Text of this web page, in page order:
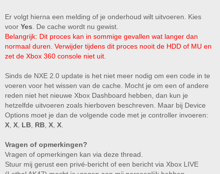
Er volgt hierna een melding of je onderhoud wilt uitvoeren. Kies
voor Yes . De cache wordt nu gewist.
Belangrijk: Dit proces kan in sommige gevallen wat langer dan
normaal duren. Verwijder tijdens dit proces nooit de HDD of MU en
zet de Xbox 360 console niet uit.
Sinds de NXE 2.0 update is het niet meer nodig om een code in te
voeren voor het wissen van de cache. Mocht je om een of andere
reden niet het nieuwe Xbox Dashboard hebben, dan kun je
hetzelfde uitvoeren zoals hierboven beschreven. Maar bij Device
Options moet je dan de volgende code met je controller invoeren:
X X LB RB X X
Vragen of opmerkingen?
Vragen of opmerkingen kan via deze thread.
Stuur mij gerust een privé-bericht of een bericht via Xbox LIVE